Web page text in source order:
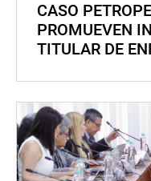
CASO
PROMUEVEN
TITULAR DE